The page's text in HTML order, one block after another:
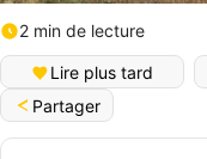
2 min de lecture
Lire plus tard
Partager